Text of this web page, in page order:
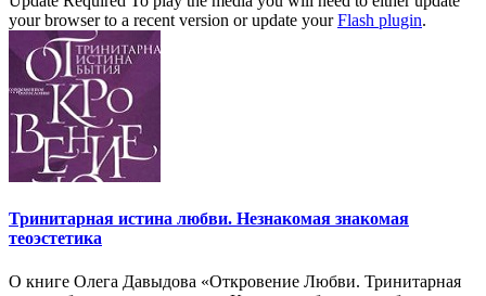
your browser to a recent version or update yourFlash plugin.
Тринитарная истина любви. Незнакомая знакомая
теоэстетика
О книге Олега Давыдова «Откровение Любви. Тринитарная